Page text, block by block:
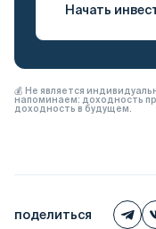
Начать
💰 Не является
напоминаем: доходность
доходность в будущем.
поделиться